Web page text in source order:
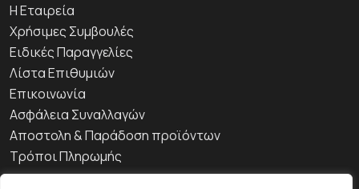
H Εταιρεία
Χρήσιμες Συμβουλές
Ειδικές Παραγγελίες
Λίστα Επιθυμιών
Επικοινωνία
Ασφάλεια Συναλλαγών
Αποστολη & Παράδοση προϊόντων
Τρόποι Πληρωμής